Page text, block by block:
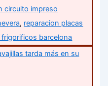
circuito impreso
, reparacion placas
barcelona